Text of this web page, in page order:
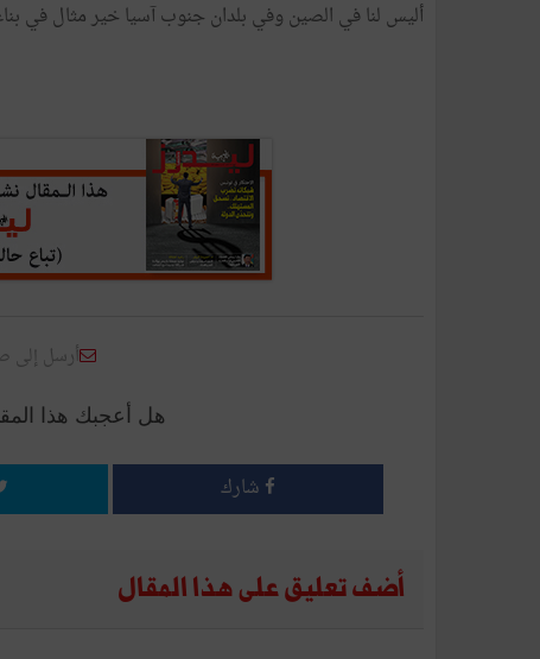
أليس لنا في الصين وفي بلدان جنوب آسيا خير مثال في
أرسل إلى
هل أعجبك هذا
شارك
أضف تعليق على هذا المقال